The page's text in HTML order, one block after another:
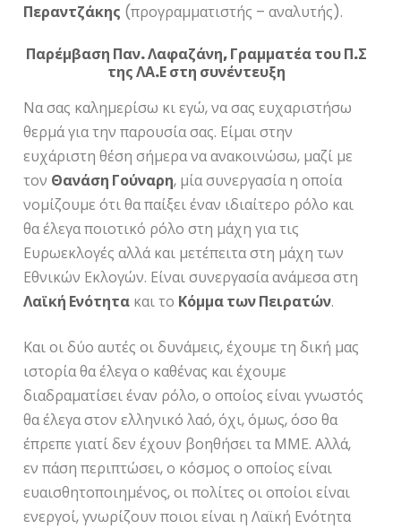
Περαντζάκης (προγραμματιστής – αναλυτής).
Παρέμβαση Παν. Λαφαζάνη, Γραμματέα του Π.Σ
της ΛΑ.Ε στη συνέντευξη
Να σας καλημερίσω κι εγώ, να σας ευχαριστήσω
θερμά για την παρουσία σας. Είμαι στην
ευχάριστη θέση σήμερα να ανακοινώσω, μαζί με
τον Θανάση Γούναρη, μία συνεργασία η οποία
νομίζουμε ότι θα παίξει έναν ιδιαίτερο ρόλο και
θα έλεγα ποιοτικό ρόλο στη μάχη για τις
Ευρωεκλογές αλλά και μετέπειτα στη μάχη των
Εθνικών Εκλογών. Είναι συνεργασία ανάμεσα στη
Λαϊκή Ενότητα και το Κόμμα των Πειρατών.
Και οι δύο αυτές οι δυνάμεις, έχουμε τη δική μας
ιστορία θα έλεγα ο καθένας και έχουμε
διαδραματίσει έναν ρόλο, ο οποίος είναι γνωστός
θα έλεγα στον ελληνικό λαό, όχι, όμως, όσο θα
έπρεπε γιατί δεν έχουν βοηθήσει τα ΜΜΕ. Αλλά,
εν πάση περιπτώσει, ο κόσμος ο οποίος είναι
ευαισθητοποιημένος, οι πολίτες οι οποίοι είναι
ενεργοί, γνωρίζουν ποιοι είναι η Λαϊκή Ενότητα